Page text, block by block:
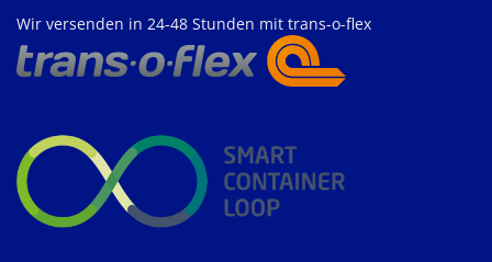
Wir versenden in 24-48 Stunden mit trans-o-flex